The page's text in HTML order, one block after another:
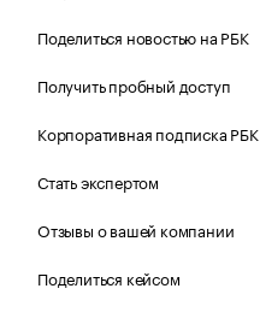
Поделиться новостью на РБК
Получить пробный доступ
Корпоративная подписка РБК
Стать экспертом
Отзывы о вашей компании
Поделиться кейсом